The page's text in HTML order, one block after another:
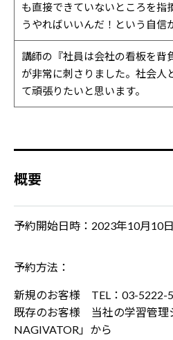
も直接できていないところを指
うやればいいんだ！という自信
講師の『社員は会社の看板を背
が非常に刺さりました。社会人
て頑張りたいと思います。
概要
予約開始日時： 2023年10月10日
予約方法：
新規のお客様 TEL：03-5222-
既存のお客様 当社の学習管理
NAGIVATOR」から